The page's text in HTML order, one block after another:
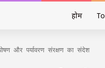
होम
और पर्यावरण संरक्षण का संदेश